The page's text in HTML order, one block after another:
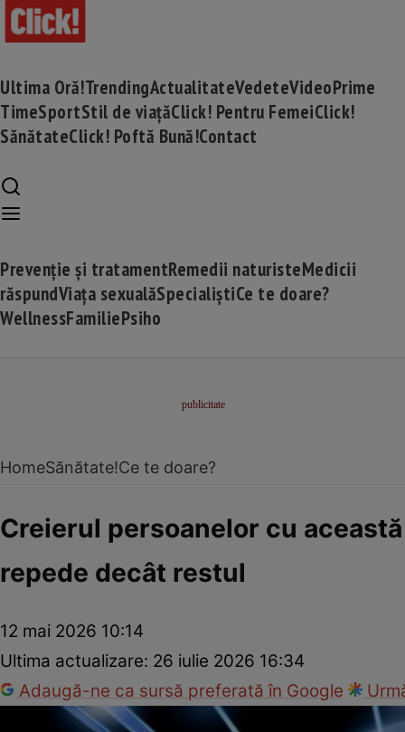
Ultima Oră!TrendingActualitateVedeteVideoPrime
TimeSportStil de viațăClick! Pentru FemeiClick!
SănătateClick! Poftă Bună!Contact
Prevenție și tratamentRemedii naturisteMedicii
răspundViața sexualăSpecialiștiCe te doare?
WellnessFamiliePsiho
HomeSănătate!Ce te doare?
Creierul persoanelor cu
repede decât restul
12 mai 2026 10:14
Ultima actualizare: 26 iulie 2026 16:34
Adaugă-ne ca sursă preferată în Google